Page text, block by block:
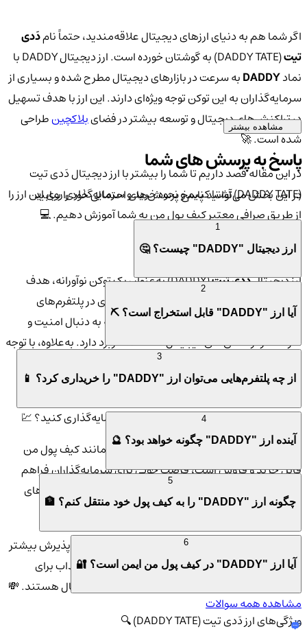
اگر شما هم به دنیای ارزهای دیجیتال علاقه‌مندید، حتماً نامدَدی
تیت
(DADDY TATE) به گوشتان خورده است. ارز دیجیتال DADDY با
نمادDADDYبه سرعت در بازارهای دیجیتال مطرح شده و بسیاری از
سرمایه‌گذاران به این توکن توجه ویژه‌ای دارند. این ارز با هدف تسهیل
در تراکنش‌های دیجیتال و توسعه بیشتر در فضایبلاکچینطراحی
شده است. 🚀
در این مقاله قصد داریم تا شما را بیشتر با ارز دیجیتال دَدی تیت
(DADDY TATE) آشنا کنیم و نحوه خرید و سرمایه‌گذاری روی این ارز را
از طریق صرافی معتبر کیف پول من به شما آموزش دهیم. 💻
هدف ارز دَدی تیت (DADDY TATE) 💡
ارز دیجیتالدَدی تیت
(DADDY) به‌عنوان یک توکن نوآورانه، هدف
اصلی خود را تسهیل فرآیندهای مالی و اقتصادی در پلتفرم‌های
مختلف قرار داده است. این ارز در پروژه‌هایی که به دنبال امنیت و
سرعت در تراکنش‌های دیجیتال هستند، کاربرد دارد. به‌علاوه، با توجه
حال رشد و گسترش است. 🌱
چرا باید روی ارز دَدی تیت (DADDY TATE) سرمایه‌گذاری کنید؟ 💹
از آنجایی که ارز دَدی تیت در صرافی‌های معتبر مانند کیف پول من
قابل خرید و فروش است، فرصت خوبی برای سرمایه‌گذاران فراهم
شده تا با استفاده از این پلتفرم امن و قابل اعتماد، در بازار ارزهای
دیجیتال فعالیت کنند. 🌍
سرمایه‌گذاری در ارز دَدی تیت به دلیل رشد روزافزون و پذیرش بیشتر
در بین پلتفرم‌های مختلف، می‌تواند گزینه‌ای بسیار جذاب برای
کسانی باشد که به دنبال بازدهی بالا در بازارهای دیجیتال هستند. 💸
ویژگی‌های ارز دَدی تیت (DADDY TATE) 🔍
مشاهده بیشتر
پاسخ به پرسش های شما
در این بخش می‌توانید پاسخ پرسش‌های احتمالی خود را بیابید
ارز دیجیتال "DADDY" چیست؟ 🤔
آیا ارز "DADDY" قابل استخراج است؟ ⛏️
از چه پلتفرم‌هایی می‌توان ارز "DADDY" را خریداری کرد؟ 📱
آینده ارز "DADDY" چگونه خواهد بود؟ 🔮
چگونه ارز "DADDY" را به کیف پول خود منتقل کنم؟ 🏦
آیا ارز "DADDY" در کیف پول من ایمن است؟ 🔐
مشاهده همه سوالات